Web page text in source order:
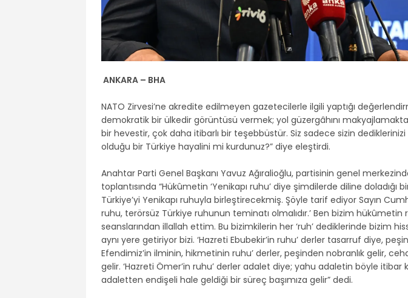
ANKARA – BHA
NATO Zirvesi’ne akredite edilmeyen gazetecilerle ilgili yaptığı
demokratik bir ülkedir görüntüsü vermek; yol güzergâhını
bir hevestir, çok daha itibarlı bir teşebbüstür. Siz sadece sizin
olduğu bir Türkiye hayalini mi kurdunuz?” diye eleştirdi.
Anahtar Parti Genel Başkanı Yavuz Ağıralioğlu, partisinin genel
toplantısında “Hükûmetin ‘Yenikapı ruhu’ diye şimdilerde diline doladığı
Türkiye’yi Yenikapı ruhuyla birleştirecekmiş. Şöyle tarif ediyor Sayın
ruhu, terörsüz Türkiye ruhunun teminatı olmalıdır.’ Ben bizim hükûmetin
seanslarından illallah ettim. Bu bizimkilerin her ‘ruh’ dediklerinde bizim
aynı yere getiriyor bizi. ‘Hazreti Ebubekir’in ruhu’ derler tasarruf diye,
Efendimiz’in ilminin, hikmetinin ruhu’ derler, peşinden nobranlık gelir,
gelir. ‘Hazreti Ömer’in ruhu’ derler adalet diye; yahu adaletin böyle itibar
adaletten endişeli hale geldiği bir süreç başımıza gelir” dedi.